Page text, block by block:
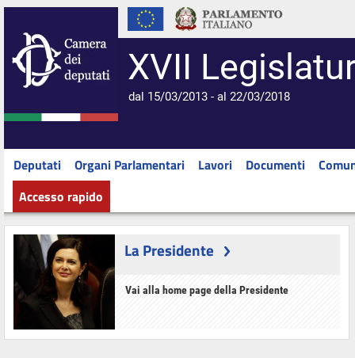
XVII
dal 15/03/2013 - al 22/03/2018
Deputati Organi Parlamentari Lavori Documenti
Accesso rapido
La Presidente
Vai alla home page della Presidente